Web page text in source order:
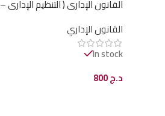
القانون الإداري ( التنظيم الإداري –
القانون الإداري
In stock
د.ج